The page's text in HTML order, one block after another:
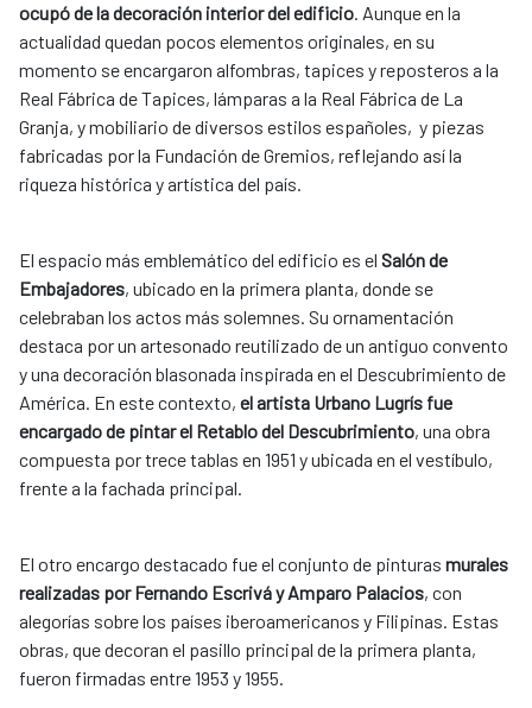
ocupó de la decoración interior del edificio. Aunque en la
actualidad quedan pocos elementos originales, en su
momento se encargaron alfombras, tapices y reposteros a la
Real Fábrica de Tapices, lámparas a la Real Fábrica de La
Granja, y mobiliario de diversos estilos españoles, y piezas
fabricadas por la Fundación de Gremios, reflejando así la
riqueza histórica y artística del país.
El espacio más emblemático del edificio es el Salón de
Embajadores, ubicado en la primera planta, donde se
celebraban los actos más solemnes. Su ornamentación
destaca por un artesonado reutilizado de un antiguo convento
y una decoración blasonada inspirada en el Descubrimiento de
América. En este contexto, el artista Urbano Lugrís fue
encargado de pintar el Retablo del Descubrimiento, una obra
compuesta por trece tablas en 1951 y ubicada en el vestíbulo,
frente a la fachada principal.
El otro encargo destacado fue el conjunto de pinturas murales
realizadas por Fernando Escrivá y Amparo Palacios, con
alegorías sobre los países iberoamericanos y Filipinas. Estas
obras, que decoran el pasillo principal de la primera planta,
fueron firmadas entre 1953 y 1955.